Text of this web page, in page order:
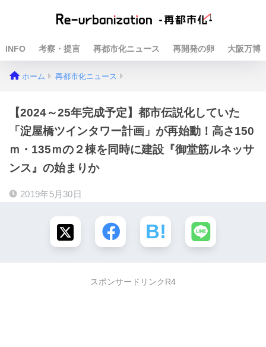
INFO 考察・提言 再都市化ニュース 再開発の卵 大阪万博
ホーム 再都市化ニュース
【2024～25年完成予定】都市伝説化していた
「淀屋橋ツインタワー計画」が再始動！高さ150
ｍ・135ｍの２棟を同時に建設『御堂筋ルネッサ
ンス』の始まりか
2019年5月30日
スポンサードリンクR4